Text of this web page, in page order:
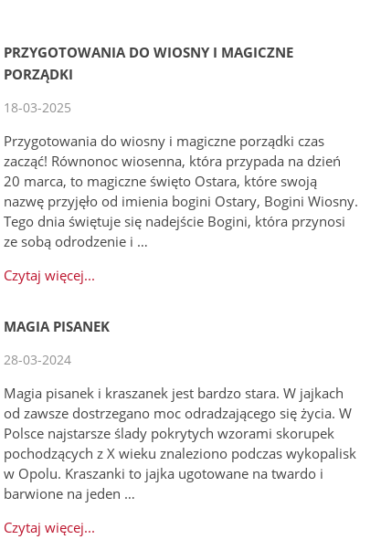
PRZYGOTOWANIA DO WIOSNY I MAGICZNE
PORZĄDKI
18-03-2025
Przygotowania do wiosny i magiczne porządki czas
zacząć! Równonoc wiosenna, która przypada na dzień
20 marca, to magiczne święto Ostara, które swoją
nazwę przyjęło od imienia bogini Ostary, Bogini Wiosny.
Tego dnia świętuje się nadejście Bogini, która przynosi
ze sobą odrodzenie i …
Czytaj więcej...
MAGIA PISANEK
28-03-2024
Magia pisanek i kraszanek jest bardzo stara. W jajkach
od zawsze dostrzegano moc odradzającego się życia. W
Polsce najstarsze ślady pokrytych wzorami skorupek
pochodzących z X wieku znaleziono podczas wykopalisk
w Opolu. Kraszanki to jajka ugotowane na twardo i
barwione na jeden …
Czytaj więcej...